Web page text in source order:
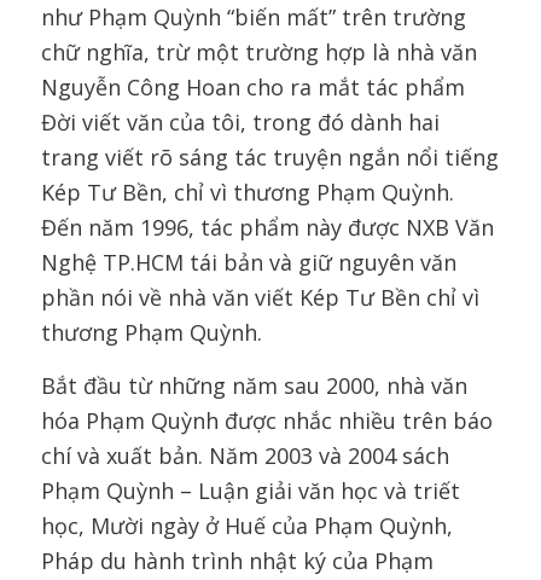
như Phạm Quỳnh “biến mất” trên trường
chữ nghĩa, trừ một trường hợp là nhà văn
Nguyễn Công Hoan cho ra mắt tác phẩm
Đời viết văn của tôi, trong đó dành hai
trang viết rõ sáng tác truyện ngắn nổi tiếng
Kép Tư Bền, chỉ vì thương Phạm Quỳnh.
Đến năm 1996, tác phẩm này được NXB Văn
Nghệ TP.HCM tái bản và giữ nguyên văn
phần nói về nhà văn viết Kép Tư Bền chỉ vì
thương Phạm Quỳnh.
Bắt đầu từ những năm sau 2000, nhà văn
hóa Phạm Quỳnh được nhắc nhiều trên báo
chí và xuất bản. Năm 2003 và 2004 sách
Phạm Quỳnh – Luận giải văn học và triết
học, Mười ngày ở Huế của Phạm Quỳnh,
Pháp du hành trình nhật ký của Phạm